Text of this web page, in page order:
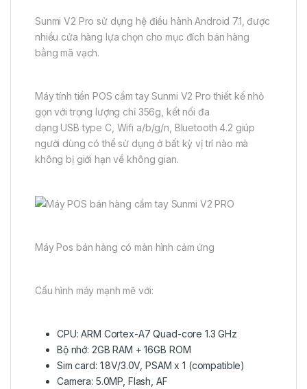
Sunmi V2 Pro sử dụng hệ điều hành Android 7.1, được
nhiều cửa hàng lựa chọn cho mục đích bán hàng
bằng mã vạch.
Máy tính tiền POS cầm tay Sunmi V2 Pro thiết kế nhỏ
gọn với trọng lượng chỉ 356g, kết nối đa
dạng USB type C, Wifi a/b/g/n, Bluetooth 4.2 giúp
người dùng có thể sử dụng ở bất kỳ vị trí nào mà
không bị giới hạn về không gian.
Máy Pos bán hàng có màn hình cảm ứng
Cấu hình máy mạnh mẽ với:
CPU: ARM Cortex-A7 Quad-core 1.3 GHz
Bộ nhớ: 2GB RAM + 16GB ROM
Sim card: 1.8V/3.0V, PSAM x 1 (compatible)
Camera: 5.0MP, Flash, AF